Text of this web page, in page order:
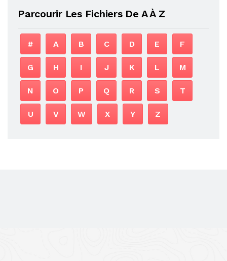
Parcourir Les Fichiers De A À Z
# A B C D E F
G H I J K L M
N O P Q R S T
U V W X Y Z